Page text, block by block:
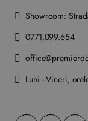
Showroom:
0771.099.654
Luni - Vineri,